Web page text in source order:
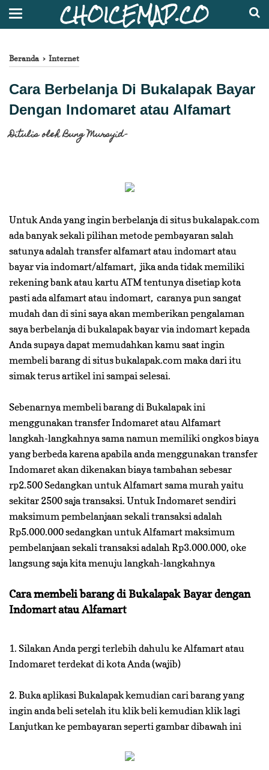
CHOICEMAP.CO
Beranda› Internet
Cara Berbelanja Di Bukalapak Bayar
Dengan Indomaret atau Alfamart
Ditulis olehBung Mursyid
Untuk Anda yang ingin berbelanja di situs bukalapak.com
ada banyak sekali pilihan metode pembayaran salah
satunya adalah transfer alfamart atau indomart atau
bayar via indomart/alfamart, jika anda tidak memiliki
rekening bank atau kartu ATM tentunya disetiap kota
pasti ada alfamart atau indomart, caranya pun sangat
mudah dan di sini saya akan memberikan pengalaman
saya berbelanja di bukalapak bayar via indomart kepada
Anda supaya dapat memudahkan kamu saat ingin
membeli barang di situs bukalapak.com maka dari itu
simak terus artikel ini sampai selesai.
Sebenarnya membeli barang di Bukalapak ini
menggunakan transfer Indomaret atau Alfamart
langkah-langkahnya sama namun memiliki ongkos biaya
yang berbeda karena apabila anda menggunakan transfer
Indomaret akan dikenakan biaya tambahan sebesar
rp2.500 Sedangkan untuk Alfamart sama murah yaitu
sekitar 2500 saja transaksi. Untuk Indomaret sendiri
maksimum pembelanjaan sekali transaksi adalah
Rp5.000.000 sedangkan untuk Alfamart maksimum
pembelanjaan sekali transaksi adalah Rp3.000.000, oke
langsung saja kita menuju langkah-langkahnya
Cara membeli barang di Bukalapak Bayar dengan
Indomart atau Alfamart
1. Silakan Anda pergi terlebih dahulu ke Alfamart atau
Indomaret terdekat di kota Anda (wajib)
2. Buka aplikasi Bukalapak kemudian cari barang yang
ingin anda beli setelah itu klik beli kemudian klik lagi
Lanjutkan ke pembayaran seperti gambar dibawah ini